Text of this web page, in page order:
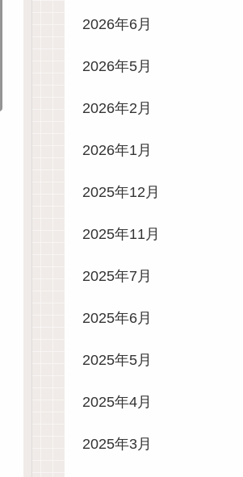
2026年6月
2026年5月
2026年2月
2026年1月
2025年12月
2025年11月
2025年7月
2025年6月
2025年5月
2025年4月
2025年3月